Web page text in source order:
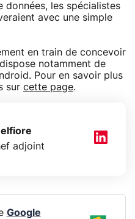
données, les spécialistes
avec une simple
en train de concevoir
notamment de
Pour en savoir plus
sur cette page.
adjoint
Google